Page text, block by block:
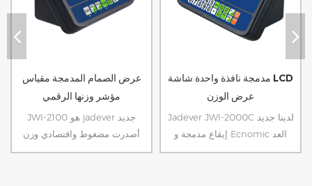
مدمجة نافذة واحدة شاشة LCD
عرض الوزن
Jadever JWI-2000C لدينا جديد
إيقاع مدمجة و Ecnomic العد
مؤشر. مع شاشة LCD نافذة واحدة
الفولاذ المقاوم للصدأ مؤشر وزنها
الرقمية للماء
Jadever JIK-4CSB مؤشر الفولاذ
المقاوم للصدأ هو النسخة المحدثة
من JIK-4 السابقة، تم التحديث